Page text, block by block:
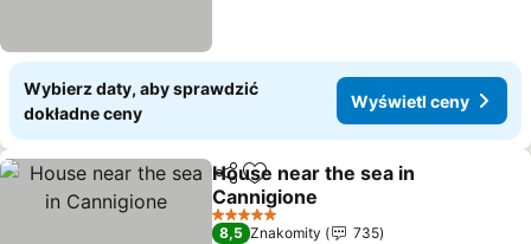
Wybierz daty, aby sprawdzić
dokładne ceny
Wyświetl ceny
Udostępnij
Dodaj do ulubionych
House near the sea in
Cannigione
Wyświetl ceny
5 Kategoria
8,5 Znakomity
735